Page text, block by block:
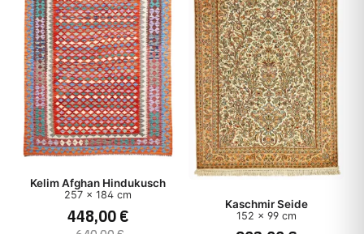
Kelim Afghan Hindukusch
257 x 184 cm
448,00 €
Kaschmir Seide
152 x 99 cm